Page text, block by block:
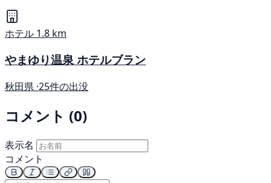
ホテル 1.8 km
やまゆり温泉 ホテルブラン
秋田県 ·25件の出没
コメント (0)
表示名
コメント